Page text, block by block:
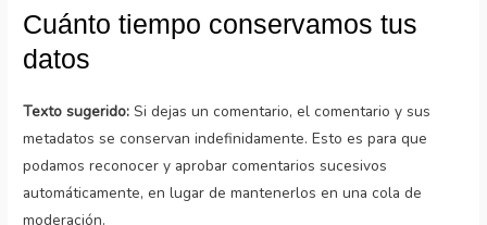
Cuánto tiempo conservamos tus
datos
Texto sugerido: Si dejas un comentario, el comentario y sus
metadatos se conservan indefinidamente. Esto es para que
podamos reconocer y aprobar comentarios sucesivos
automáticamente, en lugar de mantenerlos en una cola de
moderación.